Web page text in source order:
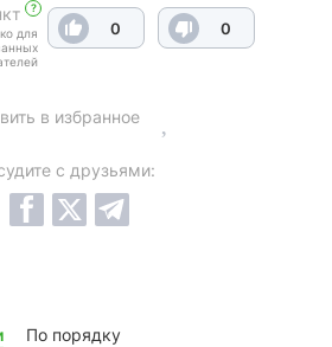
?
для
0 0
в избранное
с друзьями:
По порядку